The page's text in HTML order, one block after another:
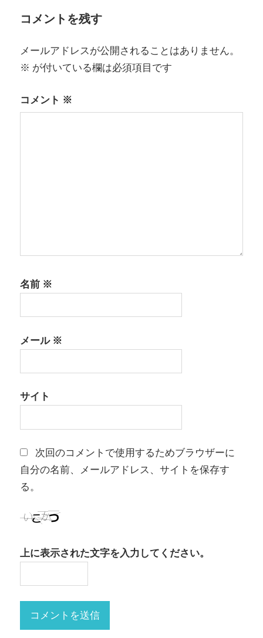
ー
ョ
コメントを残す
メールアドレスが公開されることはありません。
※ が付いている欄は必須項目です
コメント ※
名前 ※
メール※
サイト
次回のコメントで使用するためブラウザーに
自分の名前、メールアドレス、サイトを保存す
る。
上に表示された文字を入力してください。